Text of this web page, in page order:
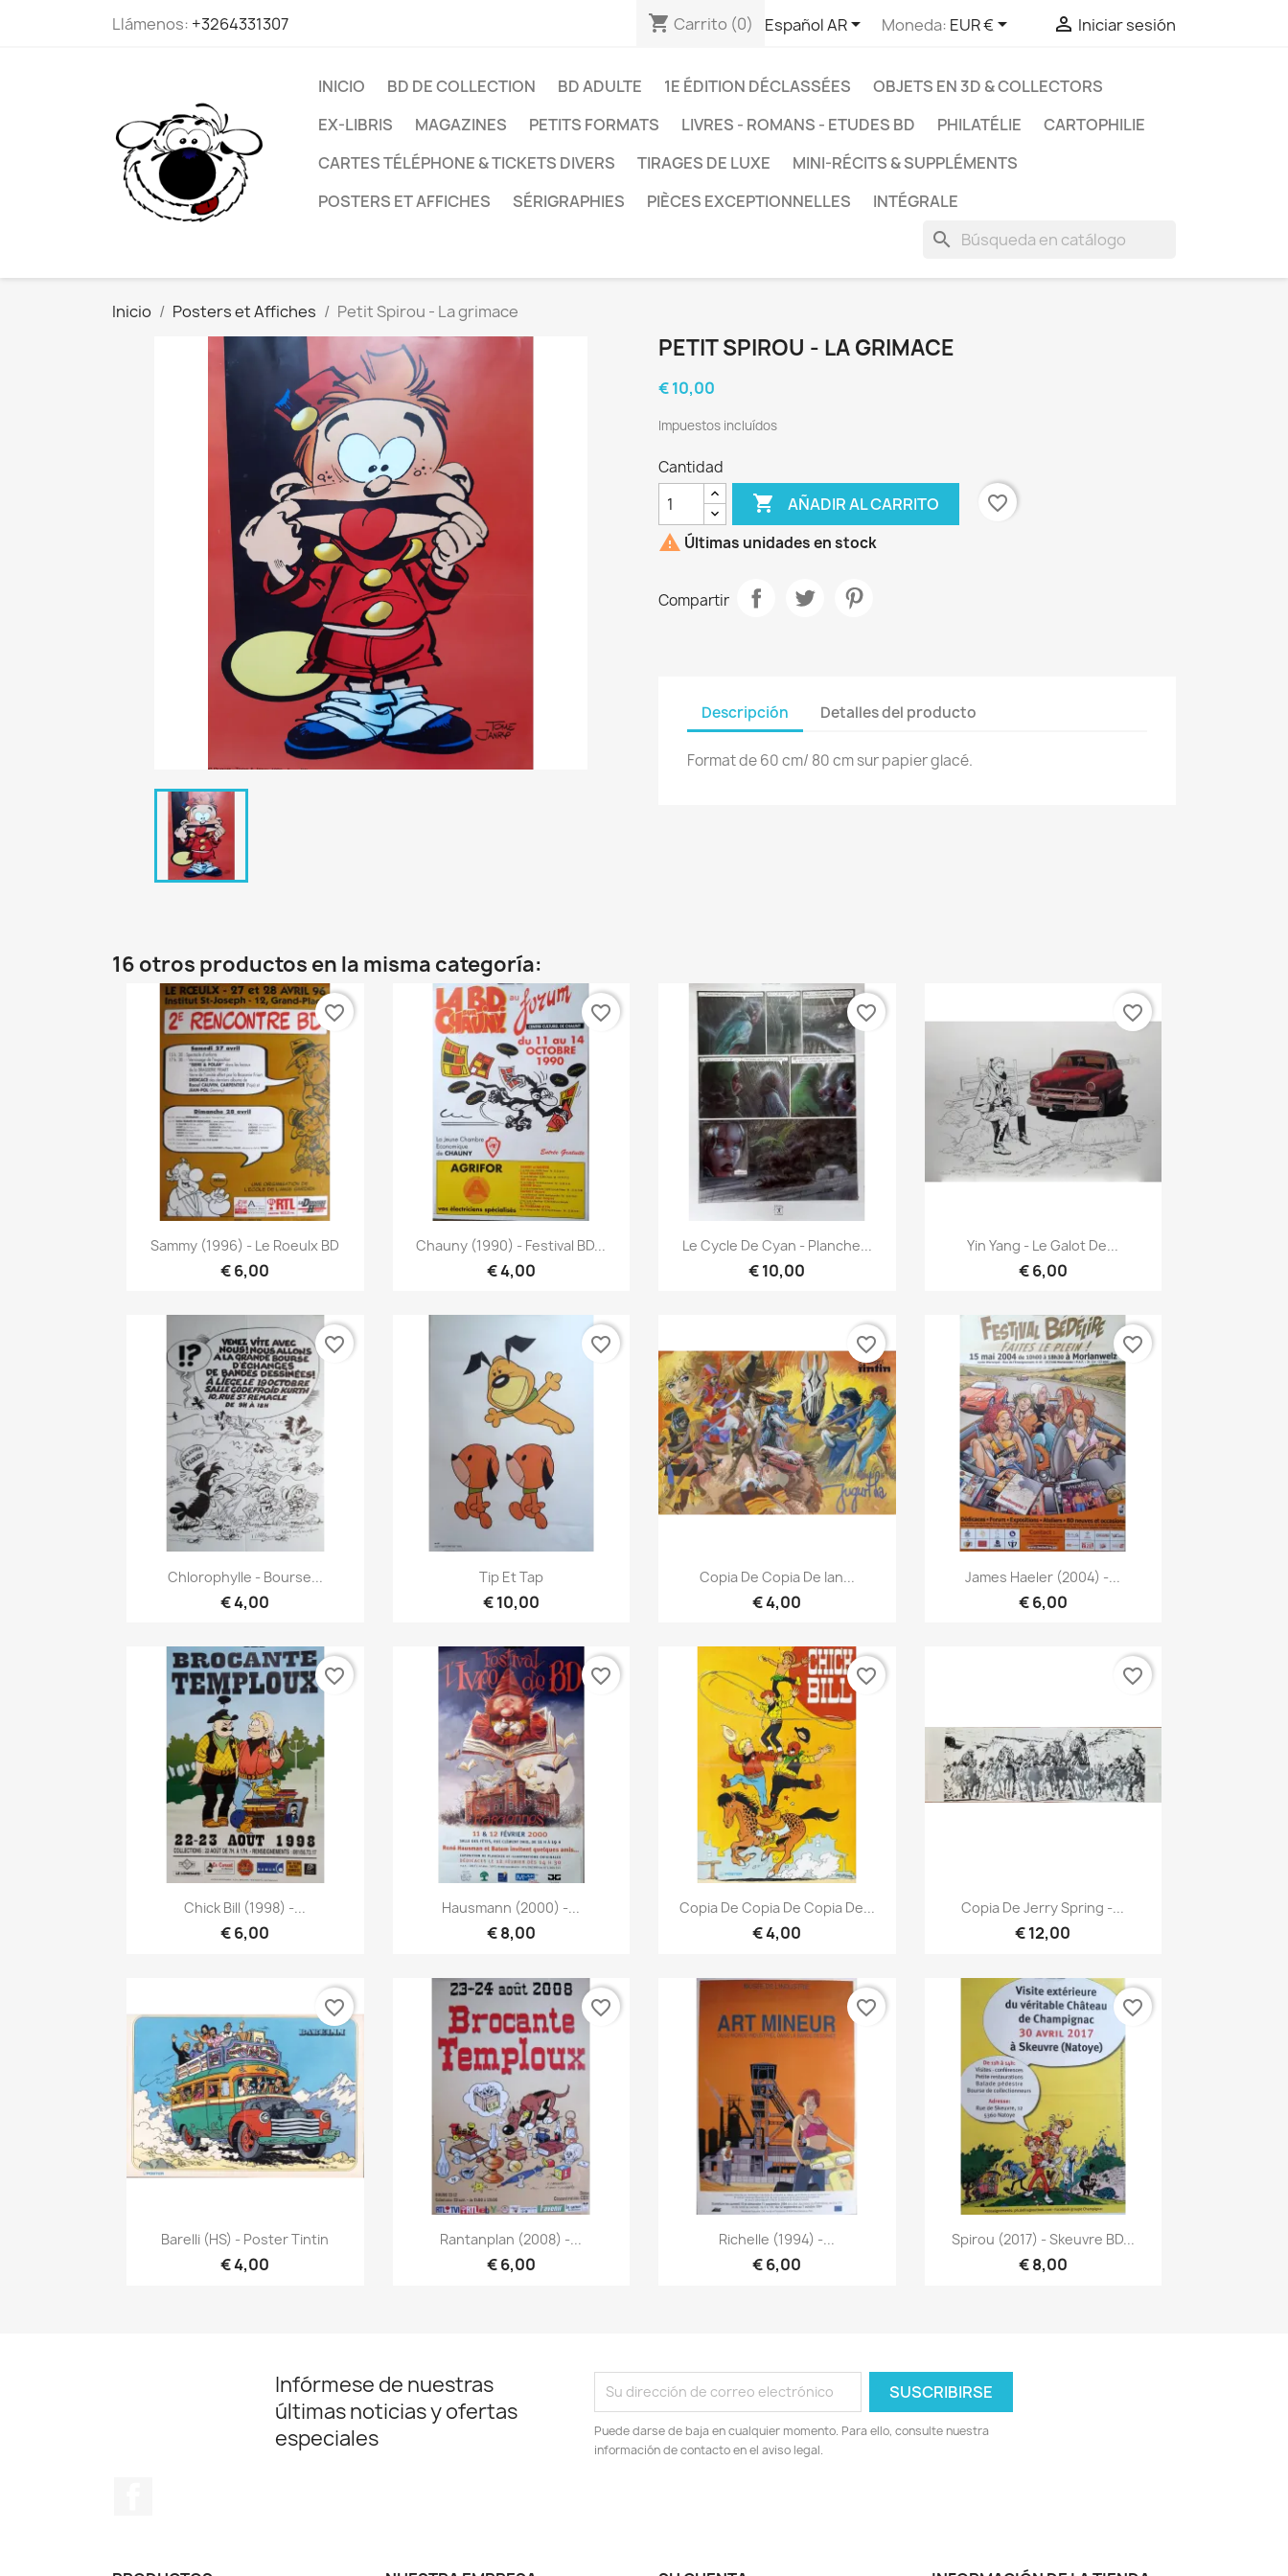
Llámenos: +3264331307 shopping_cart Carrito (0) Español AR Moneda: EUR €  Iniciar sesión
INICIO BD DE COLLECTION BD ADULTE 1E ÉDITION DÉCLASSÉES
OBJETS EN 3D & COLLECTORS
EX-LIBRIS
MAGAZINES PETITS FORMATS LIVRES - ROMANS - ETUDES BD PHILATÉLIE
CARTOPHILIE
CARTES TÉLÉPHONE & TICKETS DIVERS
TIRAGES DE LUXE
MINI-RÉCITS & SUPPLÉMENTS
POSTERS ET AFFICHES
SÉRIGRAPHIES PIÈCES EXCEPTIONNELLES INTÉGRALE
search
Inicio Posters et Affiches Petit Spirou - La grimace
PETIT SPIROU - LA GRIMACE
€ 10,00
Impuestos incluídos
Cantidad
 AÑADIR AL CARRITO
favorite_border
 Últimas unidades en stock
Compartir
Descripción Detalles del producto
Format de 60 cm/ 80 cm sur papier glacé.
16 otros productos en la misma categoría:
Vista rápida
Sammy (1996) - Le Roeulx BD
€ 6,00
favorite_border
Vista rápida
Chauny (1990) - Festival BD...
€ 4,00
favorite_border
Vista rápida
Le Cycle De Cyan - Planche...
€ 10,00
favorite_border
Vista rápida
Yin Yang - Le Galot De...
€ 6,00
favorite_border
Vista rápida
Chlorophylle - Bourse...
€ 4,00
favorite_border
Vista rápida
Tip Et Tap
€ 10,00
favorite_border
Vista rápida
Copia De Copia De Ian...
€ 4,00
favorite_border
 Vista rápida
James Haeler (2004) -...
€ 6,00
favorite_border
Vista rápida
Chick Bill (1998) -...
€ 6,00
favorite_border
Vista rápida
Hausmann (2000) -...
€ 8,00
favorite_border
Vista rápida
Copia De Copia De Copia De...
€ 4,00
favorite_border
Vista rápida
Copia De Jerry Spring -...
€ 12,00
favorite_border
Vista rápida
Barelli (HS) - Poster Tintin
€ 4,00
favorite_border
Vista rápida
Rantanplan (2008) -...
€ 6,00
favorite_border
Vista rápida
Richelle (1994) -...
€ 6,00
favorite_border
Vista rápida
Spirou (2017) - Skeuvre BD...
€ 8,00
favorite_border
Infórmese de nuestras
últimas noticias y ofertas
especiales
Puede darse de baja en cualquier momento. Para ello, consulte nuestra
información de contacto en el aviso legal.